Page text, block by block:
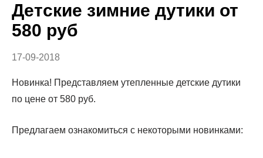
Детские зимние дутики от
580 руб
17-09-2018
Новинка! Представляем утепленные детские дутики
по цене от 580 руб.
Предлагаем ознакомиться с некоторыми новинками: